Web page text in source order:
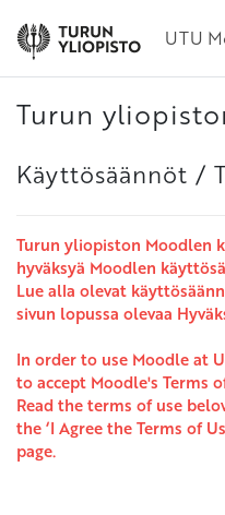
UTU
Turun
Käyttösäännöt /
Turun yliopiston Moodlen
hyväksyä Moodlen
Lue alla olevat
sivun lopussa olevaa
In order to use Moodle at
to accept Moodle's Terms
Read the terms of use
the ‘I Agree the Terms of
page.